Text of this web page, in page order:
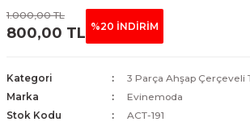
1.000,00 TL
800,00 TL %20 İNDİRİM
Kategori
3 Parça Ahşap Çerçeveli
Marka
Evinemoda
Stok Kodu
ACT-191